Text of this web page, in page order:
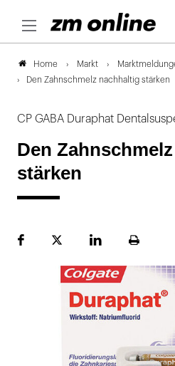
Home Markt
Den Zahnschmelz nachhaltig stärken
CP GABA Duraphat
Den
stärken
FacebookPlattformLinekdInSeite